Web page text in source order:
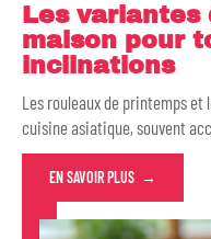
Les variantes
maison pour
inclinations
Les rouleaux de printemps et
cuisine asiatique, souvent
EN SAVOIR PLUS